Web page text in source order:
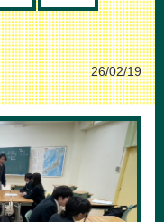
26/02/19